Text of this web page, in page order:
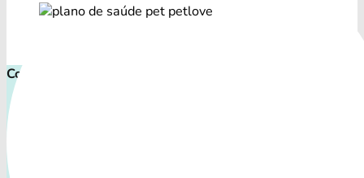
Comece proteger ainda hoje!